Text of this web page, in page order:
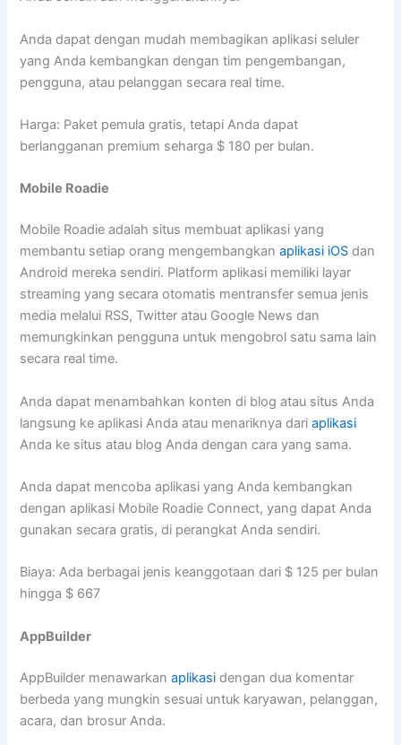
Anda dapat dengan mudah membagikan aplikasi seluler
yang Anda kembangkan dengan tim pengembangan,
pengguna, atau pelanggan secara real time.
Harga: Paket pemula gratis, tetapi Anda dapat
berlangganan premium seharga $ 180 per bulan.
Mobile Roadie
Mobile Roadie adalah situs membuat aplikasi yang
membantu setiap orang mengembangkanaplikasi iOS dan
Android mereka sendiri. Platform aplikasi memiliki layar
streaming yang secara otomatis mentransfer semua jenis
media melalui RSS, Twitter atau Google News dan
memungkinkan pengguna untuk mengobrol satu sama lain
secara real time.
Anda dapat menambahkan konten di blog atau situs Anda
langsung ke aplikasi Anda atau menariknya dariaplikasi
Anda ke situs atau blog Anda dengan cara yang sama.
Anda dapat mencoba aplikasi yang Anda kembangkan
dengan aplikasi Mobile Roadie Connect, yang dapat Anda
gunakan secara gratis, di perangkat Anda sendiri.
Biaya: Ada berbagai jenis keanggotaan dari $ 125 per bulan
hingga $ 667
AppBuilder
AppBuilder menawarkanaplikasi dengan dua komentar
berbeda yang mungkin sesuai untuk karyawan, pelanggan,
acara, dan brosur Anda.